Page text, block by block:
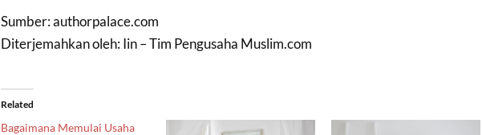
Sumber: authorpalace.com
Diterjemahkan oleh: Iin – Tim Pengusaha Muslim.com
Related
Bagaimana Memulai Usaha